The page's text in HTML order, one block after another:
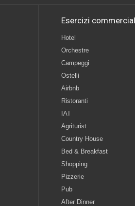
Esercizi
Hotel
Orchestre
Campeggi
Ostelli
Airbnb
Ristoranti
IAT
Agriturist
Country House
Bed & Breakfast
Shopping
Pizzerie
Pub
After Dinner